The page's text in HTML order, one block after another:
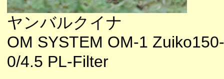
ヤンバルクイナ
OM SYSTEM OM-1
0/4.5 PL-Filter